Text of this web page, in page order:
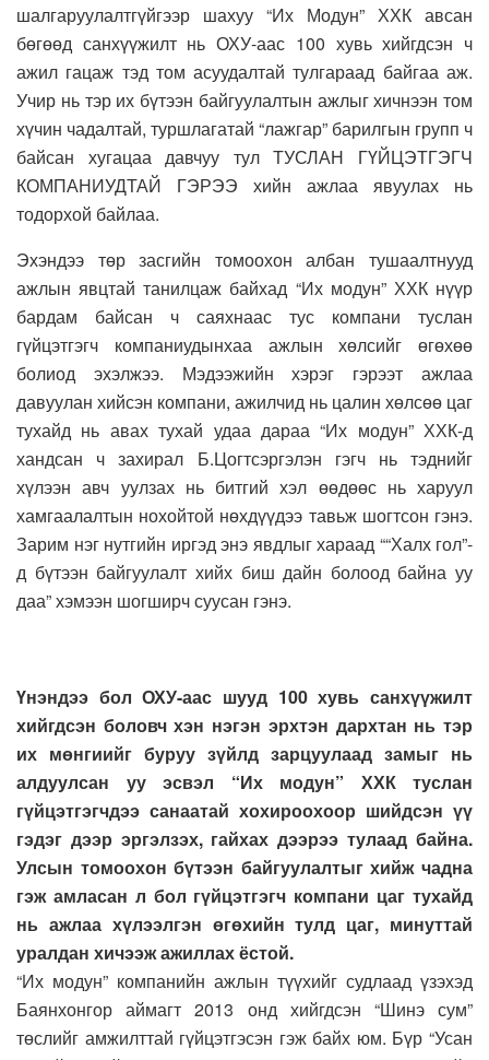
шалгаруулалтгүйгээр шахуу “Их Модун” ХХК авсан
бөгөөд санхүүжилт нь ОХУ-аас 100 хувь хийгдсэн ч
ажил гацаж тэд том асуудалтай тулгараад байгаа аж.
Учир нь тэр их бүтээн байгуулалтын ажлыг хичнээн том
хүчин чадалтай, туршлагатай “лажгар” барилгын групп ч
байсан хугацаа давчуу тул ТУСЛАН ГҮЙЦЭТГЭГЧ
КОМПАНИУДТАЙ ГЭРЭЭ хийн ажлаа явуулах нь
тодорхой байлаа.
Эхэндээ төр засгийн томоохон албан тушаалтнууд
ажлын явцтай танилцаж байхад “Их модун” ХХК нүүр
бардам байсан ч саяхнаас тус компани туслан
гүйцэтгэгч компаниудынхаа ажлын хөлсийг өгөхөө
болиод эхэлжээ. Мэдээжийн хэрэг гэрээт ажлаа
давуулан хийсэн компани, ажилчид нь цалин хөлсөө цаг
тухайд нь авах тухай удаа дараа “Их модун” ХХК-д
хандсан ч захирал Б.Цогтсэргэлэн гэгч нь тэднийг
хүлээн авч уулзах нь битгий хэл өөдөөс нь харуул
хамгаалалтын нохойтой нөхдүүдээ тавьж шогтсон гэнэ.
Зарим нэг нутгийн иргэд энэ явдлыг хараад ““Халх гол”-
д бүтээн байгуулалт хийх биш дайн болоод байна уу
даа” хэмээн шогширч суусан гэнэ.
Үнэндээ бол ОХУ-аас шууд 100 хувь санхүүжилт
хийгдсэн боловч хэн нэгэн эрхтэн дархтан нь тэр
их мөнгиийг буруу зүйлд зарцуулаад замыг нь
алдуулсан уу эсвэл “Их модун” ХХК туслан
гүйцэтгэгчдээ санаатай хохироохоор шийдсэн үү
гэдэг дээр эргэлзэх, гайхах дээрээ тулаад байна.
Улсын томоохон бүтээн байгуулалтыг хийж чадна
гэж амласан л бол гүйцэтгэгч компани цаг тухайд
нь ажлаа хүлээлгэн өгөхийн тулд цаг, минуттай
уралдан хичээж ажиллах ёстой.
“Их модун” компанийн ажлын түүхийг судлаад үзэхэд
Баянхонгор аймагт 2013 онд хийгдсэн “Шинэ сум”
төслийг амжилттай гүйцэтгэсэн гэж байх юм. Бүр “Усан